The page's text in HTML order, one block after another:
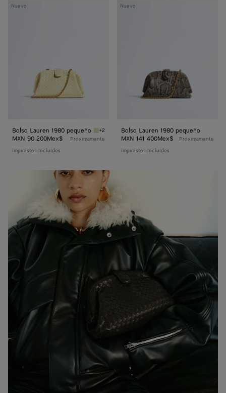
Nuevo
Bolso
Bolso Lauren 1980 pequeño Sour Bolso Lauren 1980 pequeño
+2
MXN 90 200Mex$
impuestos incluidos
Próximamente
Nuevo
Bolso
Bolso Lauren 1980 pequeño
MXN 141 400Mex$
impuestos incluidos
Próximamente